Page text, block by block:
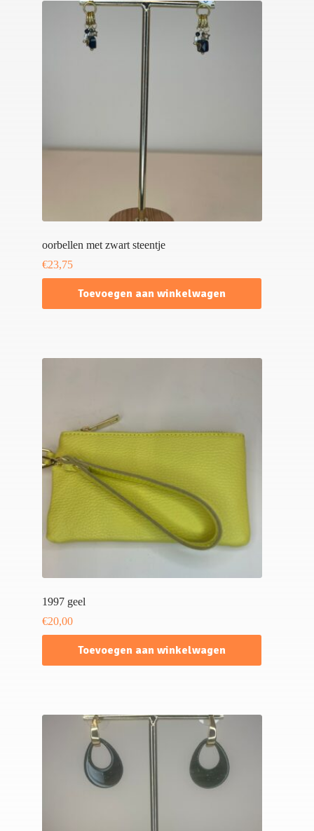
oorbellen met zwart steentje
€23,75
Toevoegen aan winkelwagen
1997 geel
€20,00
Toevoegen aan winkelwagen